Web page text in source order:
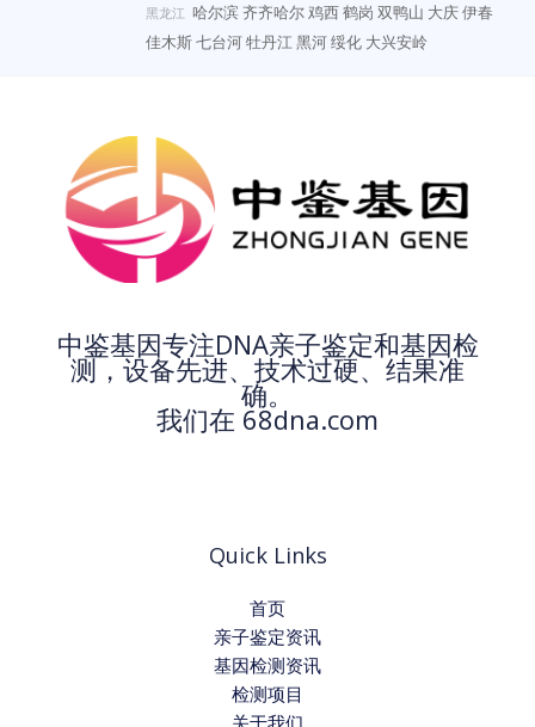
黑龙江 哈尔滨齐齐哈尔鸡西鹤岗 双鸭山 大庆伊春
佳木斯七台河牡丹江黑河绥化 大兴安岭
中鉴基因专注DNA亲子鉴定和基因检
测，设备先进、技术过硬、结果准
确。
我们在 68dna.com
Quick Links
首页
亲子鉴定资讯
基因检测资讯
检测项目
关于我们